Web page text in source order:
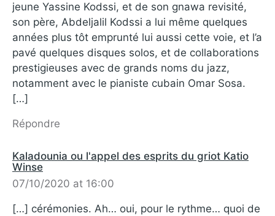
jeune Yassine Kodssi, et de son gnawa revisité,
son père, Abdeljalil Kodssi a lui même quelques
années plus tôt emprunté lui aussi cette voie, et l’a
pavé quelques disques solos, et de collaborations
prestigieuses avec de grands noms du jazz,
notamment avec le pianiste cubain Omar Sosa.
[…]
Répondre
Kaladounia ou l'appel des esprits du griot Katio
Winse
07/10/2020 at 16:00
[…] cérémonies. Ah… oui, pour le rythme… quoi de